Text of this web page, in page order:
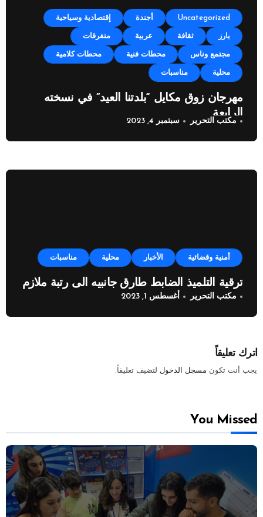
Uncategorized أجندة إقتصادية وسياحية
بارز ثقافة عربية متفرقات
مجتمع وناس محطات فنية محطات كلامية
محلية مناسبات
مهرجان زوق مكايل “بلدتنا العيد” في نسخته
الرابعة
مكتب التحرير سبتمبر 4, 2023
أمنية وقضائية الأخبار محلية مناسبات
ترقية التلميذ الضابط طارق جانبيه الى رتبة ملازم
مكتب التحرير أغسطس 1, 2023
اترك تعليقاً
يجب أنت تكون مسجل الدخول لتضيف تعليقاً.
You Missed